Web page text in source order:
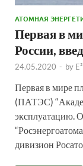
АТОМНАЯ
Первая в
России,
24.05.2020 - by
Первая в мире
(ПАТЭС)
эксплуатацию.
дивизион